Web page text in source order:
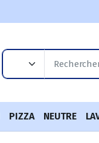
PIZZA NEUTRE